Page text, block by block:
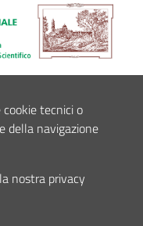
tecnici o
della navigazione
nostra privacy